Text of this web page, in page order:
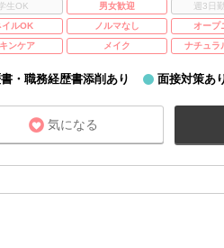
生OK
男女歓迎 週3日
イルOK
ノルマなし オープ
ンケア
メイク ナチュラ
・職務経歴書添削あり 面接対策あ
気になる